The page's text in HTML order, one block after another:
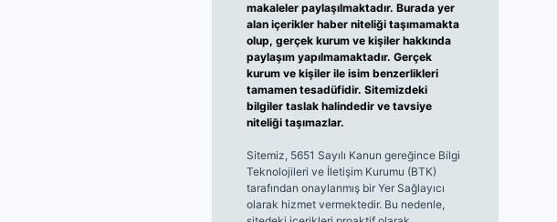
makaleler paylaşılmaktadır. Burada yer
alan içerikler haber niteliği taşımamakta
olup, gerçek kurum ve kişiler hakkında
paylaşım yapılmamaktadır. Gerçek
kurum ve kişiler ile isim benzerlikleri
tamamen tesadüfidir. Sitemizdeki
bilgiler taslak halindedir ve tavsiye
niteliği taşımazlar.
Sitemiz, 5651 Sayılı Kanun gereğince Bilgi
Teknolojileri ve İletişim Kurumu (BTK)
tarafından onaylanmış bir Yer Sağlayıcı
olarak hizmet vermektedir. Bu nedenle,